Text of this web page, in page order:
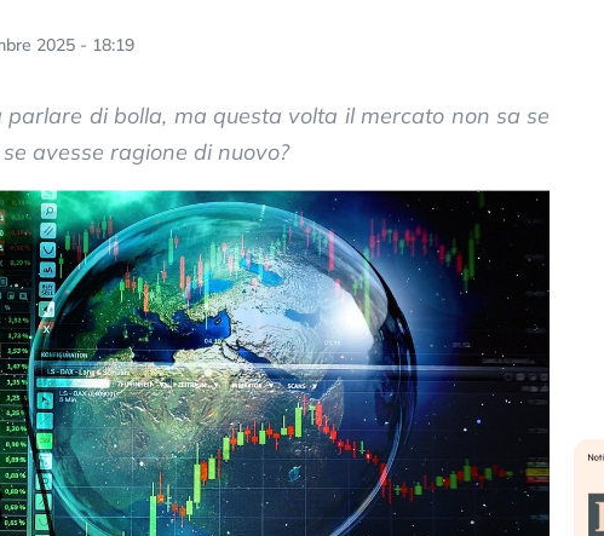
2025 - 18:19
di bolla, ma questa volta il mercato non sa se
avesse ragione di nuovo?